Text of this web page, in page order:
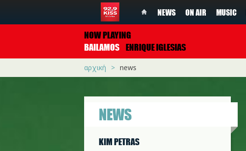
NEWS ON AIR MUSIC
NOW PLAYING
BAILAMOS ENRIQUE IGLESIAS
αρχική news
NEWS
KIM PETRAS